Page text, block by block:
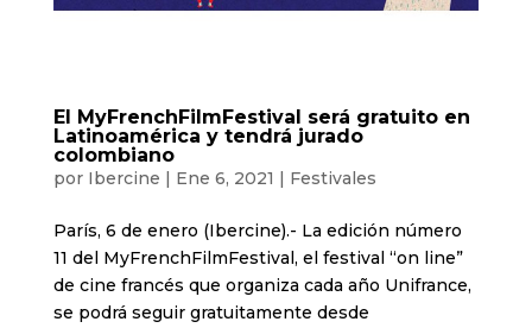
El MyFrenchFilmFestival será gratuito en
Latinoamérica y tendrá jurado
colombiano
por Ibercine | Ene 6, 2021 | Festivales
París, 6 de enero (Ibercine).- La edición número
11 del MyFrenchFilmFestival, el festival “on line”
de cine francés que organiza cada año Unifrance,
se podrá seguir gratuitamente desde